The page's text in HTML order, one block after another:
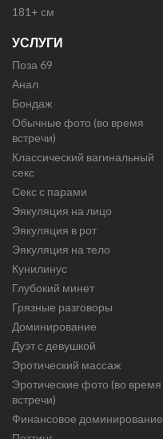
181+ см
УСЛУГИ
Поза 69
Анал
Бондаж
Обычные фото (во время
встречи)
Классический вагинальный
секс
Секс с парами
Эякуляция на лицо
Эякуляция в рот
Эякуляция на тело
Кунилинус
Глубокий минет
Грязные разговоры
Доминирование
Дуэт с девушкой
Эротический массаж
Эротические фото (во время
встречи)
Финансовое доминирование